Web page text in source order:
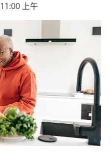
11:00 上午